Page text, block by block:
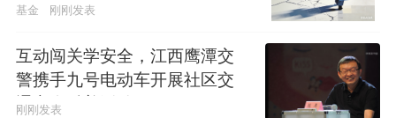
基金 刚刚发表
互动闯关学安全，江西鹰潭交
警携手九号电动车开展社区交
通安全科普活动
刚刚发表